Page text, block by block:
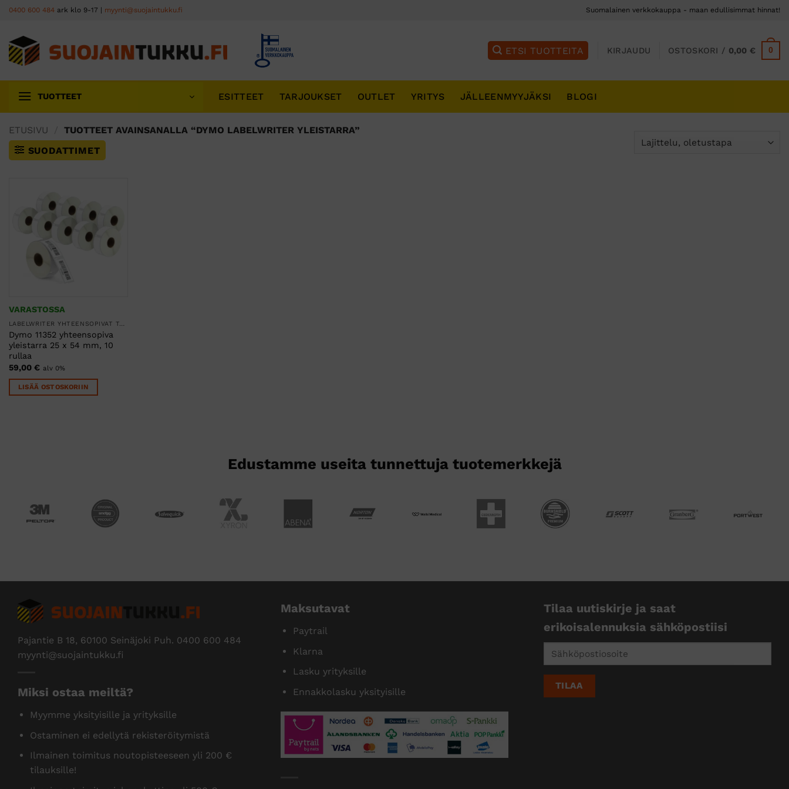
Skip
content
0400 600 484 ark klo 9-17 | myynti@suojaintukku.fi Suomalainen verkkokauppa - maan edullisimmat hinnat!
KIRJAUDU OSTOSKORI / 0,00€ 0
TUOTTEET ESITTEET TARJOUKSET OUTLET YRITYS JÄLLEENMYYJÄKSI BLOGI
ETUSIVU
TUOTTEET AVAINSANALLA “DYMO LABELWRITER YLEISTARRA”
SUODATTIMET
VARASTOSSA
LABELWRITER YHTEENSOPIVAT TARRARULLAT
Dymo 11352 yhteensopiva
yleistarra 25 x 54 mm, 10
rullaa
59,00 € alv 0%
LISÄÄ OSTOSKORIIN
Pajantie B 18, 60100 Seinäjoki Puh.0400 600 484
Maksutavat
Paytrail
Klarna
Tilaa uutiskirje ja saat